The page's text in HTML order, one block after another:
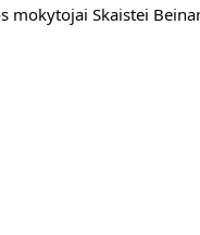
mokytojai Skaistei